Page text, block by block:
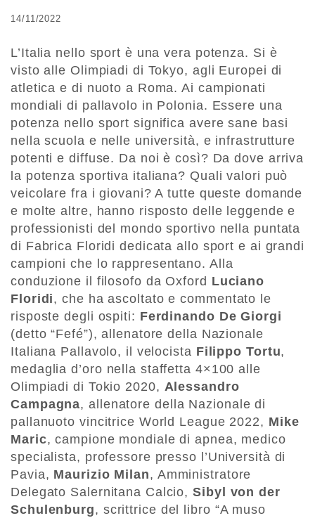
14/11/2022
L’Italia nello sport è una vera potenza. Si è
visto alle Olimpiadi di Tokyo, agli Europei di
atletica e di nuoto a Roma. Ai campionati
mondiali di pallavolo in Polonia. Essere una
potenza nello sport significa avere sane basi
nella scuola e nelle università, e infrastrutture
potenti e diffuse. Da noi è così? Da dove arriva
la potenza sportiva italiana? Quali valori può
veicolare fra i giovani? A tutte queste domande
e molte altre, hanno risposto delle leggende e
professionisti del mondo sportivo nella puntata
di Fabrica Floridi dedicata allo sport e ai grandi
campioni che lo rappresentano. Alla
conduzione il filosofo da Oxford Luciano
Floridi, che ha ascoltato e commentato le
risposte degli ospiti: Ferdinando De Giorgi
(detto “Fefé”), allenatore della Nazionale
Italiana Pallavolo, il velocista Filippo Tortu,
medaglia d’oro nella staffetta 4×100 alle
Olimpiadi di Tokio 2020, Alessandro
Campagna, allenatore della Nazionale di
pallanuoto vincitrice World League 2022, Mike
Maric, campione mondiale di apnea, medico
specialista, professore presso l’Università di
Pavia, Maurizio Milan, Amministratore
Delegato Salernitana Calcio,Sibyl von der
Schulenburg, scrittrice del libro “A muso